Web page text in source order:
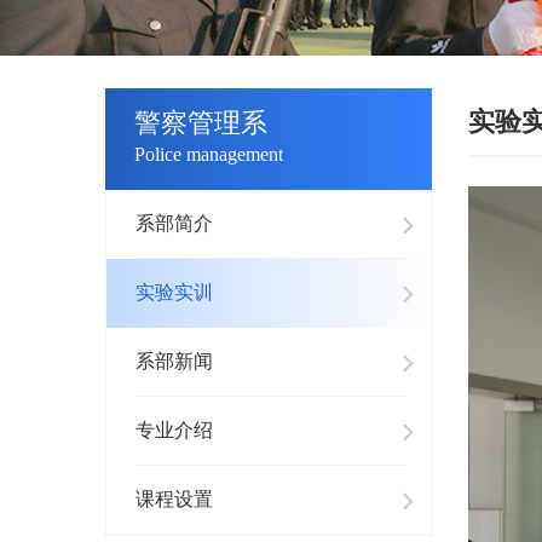
警察管理系
Police management
系部简介
实验实训
系部新闻
专业介绍
课程设置
实验